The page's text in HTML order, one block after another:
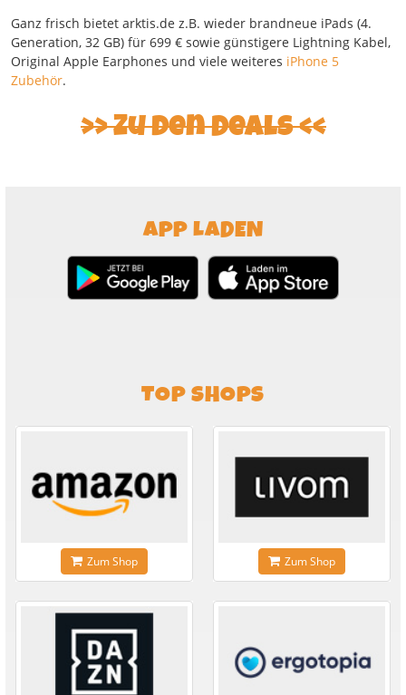
Ganz frisch bietet arktis.de z.B. wieder brandneue iPads (4.
Generation, 32 GB) für 699 € sowie günstigere Lightning Kabel,
Original Apple Earphones und viele weiteres iPhone 5
Zubehör.
>> Zu den Deals <<
APP LADEN
TOP SHOPS
Zum Shop Zum Shop